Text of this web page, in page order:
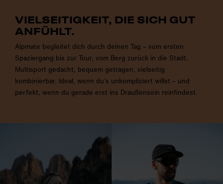
VIELSEITIGKEIT, DIE SICH GUT
ANFÜHLT.
Alpmate begleitet dich durch deinen Tag – vom ersten
Spaziergang bis zur Tour, vom Berg zurück in die Stadt.
Multisport gedacht, bequem getragen, vielseitig
kombinierbar. Ideal, wenn du’s unkompliziert willst – und
perfekt, wenn du gerade erst ins Draußensein reinfindest.